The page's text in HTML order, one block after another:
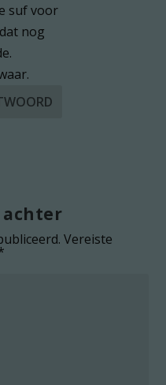
suf voor
nog
achter
Vereiste